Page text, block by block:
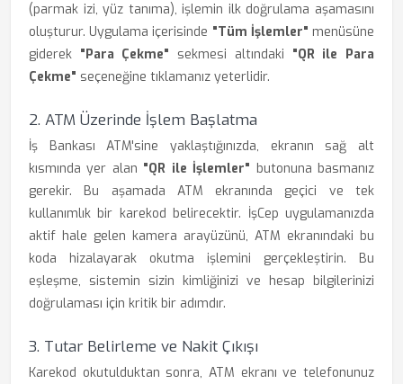
(parmak izi, yüz tanıma), işlemin ilk doğrulama aşamasını
oluşturur. Uygulama içerisinde "Tüm İşlemler" menüsüne
giderek "Para Çekme" sekmesi altındaki "QR ile Para
Çekme" seçeneğine tıklamanız yeterlidir.
2. ATM Üzerinde İşlem Başlatma
İş Bankası ATM'sine yaklaştığınızda, ekranın sağ alt
kısmında yer alan "QR ile İşlemler" butonuna basmanız
gerekir. Bu aşamada ATM ekranında geçici ve tek
kullanımlık bir karekod belirecektir. İşCep uygulamanızda
aktif hale gelen kamera arayüzünü, ATM ekranındaki bu
koda hizalayarak okutma işlemini gerçekleştirin. Bu
eşleşme, sistemin sizin kimliğinizi ve hesap bilgilerinizi
doğrulaması için kritik bir adımdır.
3. Tutar Belirleme ve Nakit Çıkışı
Karekod okutulduktan sonra, ATM ekranı ve telefonunuz